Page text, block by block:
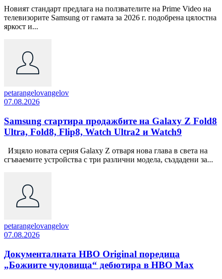
Новият стандарт предлага на ползвателите на Prime Video на
телевизорите Samsung от гамата за 2026 г. подобрена цялостна
яркост и...
petarangelovangelov
07.08.2026
Samsung стартира продажбите на Galaxy Z Fold8
Ultra, Fold8, Flip8, Watch Ultra2 и Watch9
Изцяло новата серия Galaxy Z отваря нова глава в света на
сгъваемите устройства с три различни модела, създадени за...
petarangelovangelov
07.08.2026
Документалната HBO Original поредица
„Божиите чудовища“ дебютира в HBO Max